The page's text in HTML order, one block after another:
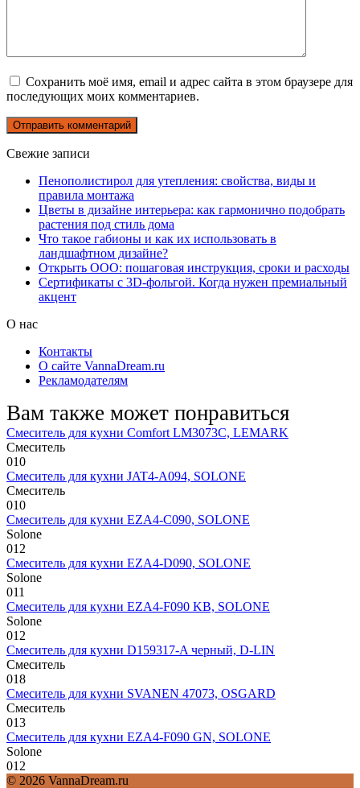
Сохранить моё имя, email и адрес сайта в этом браузере для
последующих моих комментариев.
Свежие записи
Пенополистирол для утепления: свойства, виды и
правила монтажа
Цветы в дизайне интерьера: как гармонично подобрать
растения под стиль дома
Что такое габионы и как их использовать в
ландшафтном дизайне?
Открыть ООО: пошаговая инструкция, сроки и расходы
Сертификаты с 3D-фольгой. Когда нужен премиальный
акцент
О нас
Контакты
О сайте VannaDream.ru
Рекламодателям
Вам также может понравиться
Смеситель для кухни Comfort LM3073C, LEMARK
Смеситель
010
Смеситель для кухни JAT4-A094, SOLONE
Смеситель
010
Смеситель для кухни EZA4-C090, SOLONE
Solone
012
Смеситель для кухни EZA4-D090, SOLONE
Solone
011
Смеситель для кухни EZA4-F090 KB, SOLONE
Solone
012
Смеситель для кухни D159317-A черный, D-LIN
Смеситель
018
Смеситель для кухни SVANEN 47073, OSGARD
Смеситель
013
Смеситель для кухни EZA4-F090 GN, SOLONE
Solone
012
© 2026 VannaDream.ru